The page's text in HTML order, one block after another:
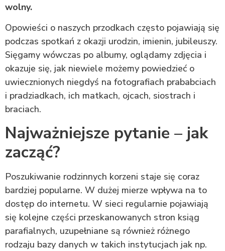
wolny.
Opowieści o naszych przodkach często pojawiają się
podczas spotkań z okazji urodzin, imienin, jubileuszy.
Sięgamy wówczas po albumy, oglądamy zdjęcia i
okazuje się, jak niewiele możemy powiedzieć o
uwiecznionych niegdyś na fotografiach prababciach
i pradziadkach, ich matkach, ojcach, siostrach i
braciach.
Najważniejsze pytanie – jak
zacząć?
Poszukiwanie rodzinnych korzeni staje się coraz
bardziej popularne. W dużej mierze wpływa na to
dostęp do internetu. W sieci regularnie pojawiają
się kolejne części przeskanowanych stron ksiąg
parafialnych, uzupełniane są również różnego
rodzaju bazy danych w takich instytucjach jak np.